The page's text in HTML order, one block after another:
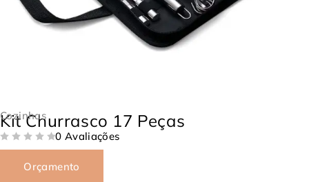
Cozinhas
Kit Churrasco 17 Peças
0 Avaliações
Orçamento